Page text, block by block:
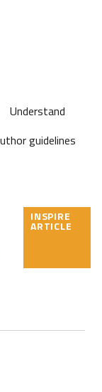
Understand
guidelines
INSPIRE
ARTICLE